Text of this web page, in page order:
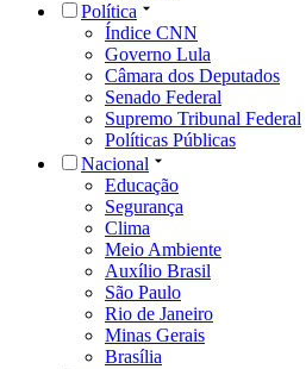
Política
Índice CNN
Governo Lula
Câmara dos Deputados
Senado Federal
Supremo Tribunal Federal
Políticas Públicas
Nacional
Educação
Segurança
Clima
Meio Ambiente
Auxílio Brasil
São Paulo
Rio de Janeiro
Minas Gerais
Brasília